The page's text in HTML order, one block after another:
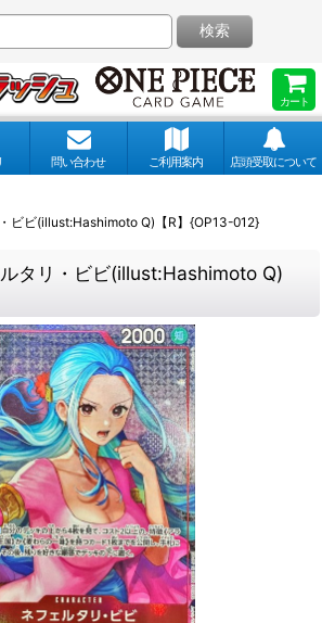
カート
検索
問い合わせ ご利用案内 店頭受取について
ビビ(illust:Hashimoto Q)【R】{OP13-012}
ルタリ・ビビ(illust:Hashimoto Q)